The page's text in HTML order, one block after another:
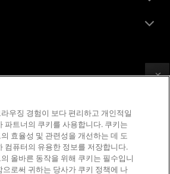
상표
공급망 투명성
공정 및 공개 경쟁
영국 세금 전략
쿠키 정책
우징 경험이 보다 편리하고 개인적일
파트너의 쿠키를 사용합니다. 쿠키는
효율성 및 관련성을 개선하는 데 도
컴퓨터의 유용한 정보를 저장합니다.
올바른 동작을 위해 쿠키는 필수입니
으로써 귀하는 당사가 쿠키 정책에 나